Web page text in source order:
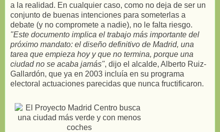
a la realidad. En cualquier caso, como no deja de ser un
conjunto de buenas intenciones para someterlas a
debate (y no compromete a nadie), no le falta riesgo.
"Este documento implica el trabajo más importante del
próximo mandato: el diseño definitivo de Madrid, una
tarea que empieza hoy y que no termina, porque una
ciudad no se acaba jamás", dijo el alcalde, Alberto Ruiz-
Gallardón, que ya en 2003 incluía en su programa
electoral actuaciones parecidas que nunca fructificaron.